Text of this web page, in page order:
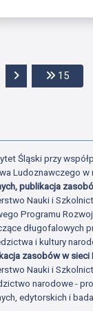
Przejdź do15
Śląski przy
Ludoznawczego
publikacja
Nauki i
Programu
długofalowych
i kultury
zasobów w sieci
Nauki i
narodowe -
edytorskich i